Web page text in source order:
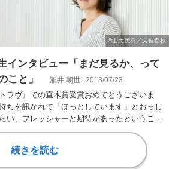
インタビュー「まだ見るか、って
こと」
瀧井 朝世 2018/07/23
ヴ』での直木賞受賞おめでとうございま
ちを訊かれて「ほっとしています」とおっし
い、プレッシャーと期待があったということ
続きを読む